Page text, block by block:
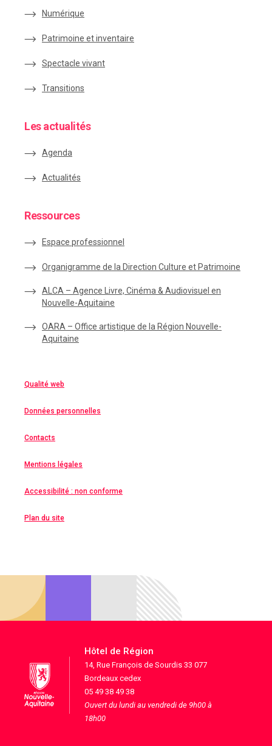
Numérique
Patrimoine et inventaire
Spectacle vivant
Transitions
Les actualités
Agenda
Actualités
Ressources
Espace professionnel
Organigramme de la Direction Culture et Patrimoine
ALCA – Agence Livre, Cinéma & Audiovisuel en
Nouvelle-Aquitaine
OARA – Office artistique de la Région Nouvelle-
Aquitaine
Qualité web
Données personnelles
Contacts
Mentions légales
Accessibilité : non conforme
Plan du site
Hôtel de Région
14, Rue François de Sourdis 33 077
Bordeaux cedex
05 49 38 49 38
Ouvert du lundi au vendredi de 9h00 à
18h00